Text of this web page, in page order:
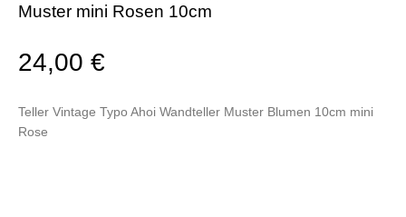
Muster mini Rosen 10cm
24,00€
Teller Vintage Typo Ahoi Wandteller Muster Blumen 10cm mini
Rose